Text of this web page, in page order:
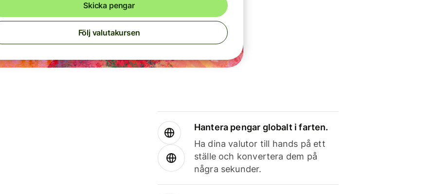
Skicka pengar
Följ valutakursen
Hantera pengar globalt i farten.
Ha dina valutor till hands på ett
ställe och konvertera dem på
några sekunder.